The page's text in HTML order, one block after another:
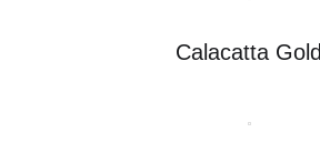
Calacatta Gold